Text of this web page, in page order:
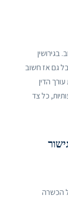
בגירושין
גם אז חשוב
הדין
כל צד
הכשרה